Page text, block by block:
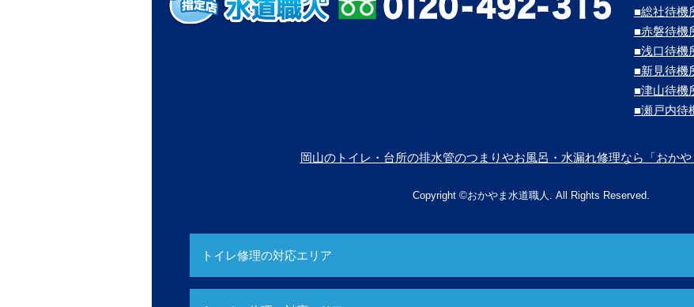
■総社待機
■赤磐待機
■浅口待機
■新見待機
■津山待機
■瀬戸内待
岡山のトイレ・台所の排水管のつまりやお風呂・水漏れ修理なら「おかや
Copyright ©おかやま水道職人. All Rights Reserved.
トイレ修理の対応エリア